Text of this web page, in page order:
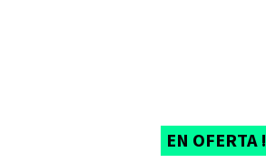
EN OFERTA !